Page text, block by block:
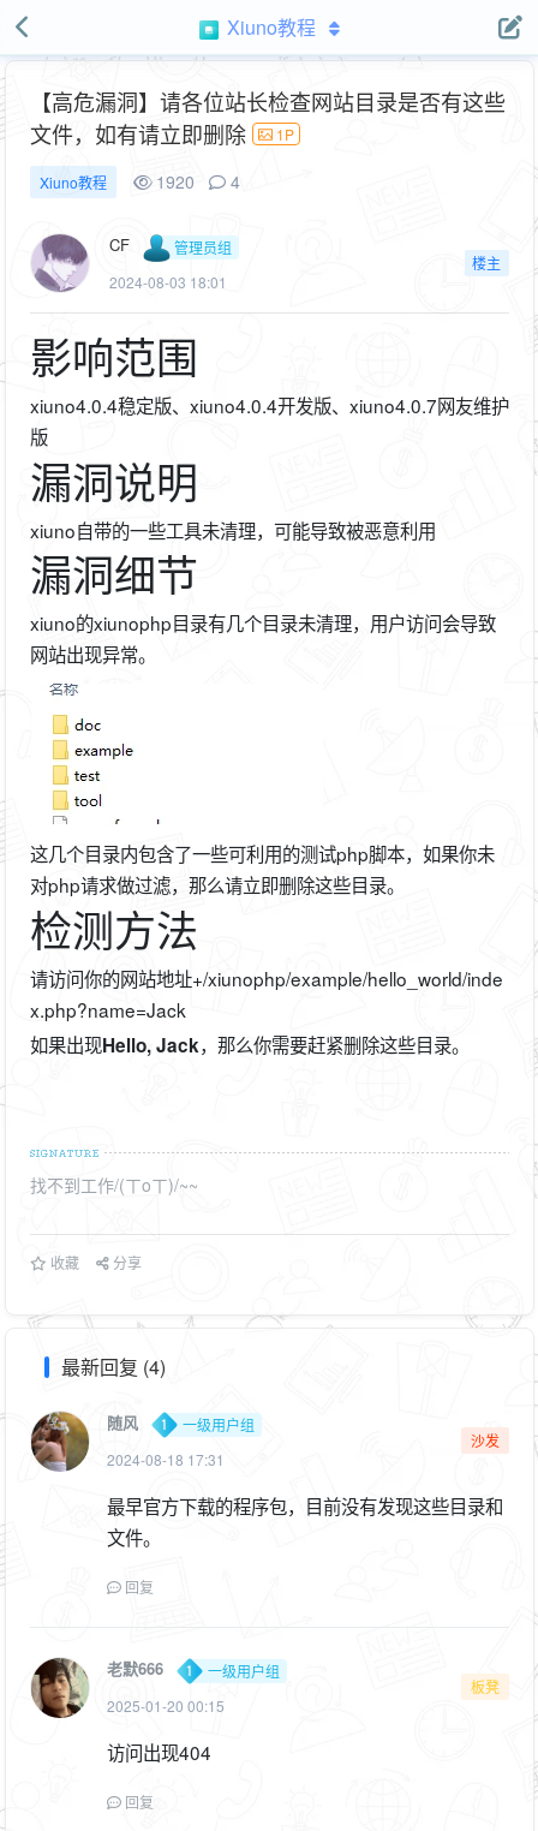
Xiuno教程
【高危漏洞】请各位站长检查网站目录是否有这些
文件，如有请立即删除
1P
Xiuno教程 1920 4
CF
管理员组
2024-08-03 18:01
楼主
影响范围
xiuno4.0.4稳定版、xiuno4.0.4开发版、xiuno4.0.7网友维护
版
漏洞说明
xiuno自带的一些工具未清理，可能导致被恶意利用
漏洞细节
xiuno的xiunophp目录有几个目录未清理，用户访问会导致
网站出现异常。
这几个目录内包含了一些可利用的测试php脚本，如果你未
对php请求做过滤，那么请立即删除这些目录。
检测方法
请访问你的网站地址+/xiunophp/example/hello_world/inde
x.php?name=Jack
如果出现Hello, Jack，那么你需要赶紧删除这些目录。
找不到工作/(ㄒoㄒ)/~~
收藏 分享
最新回复 (4)
随风
一级用户组
2024-08-18 17:31
沙发
最早官方下载的程序包，目前没有发现这些目录和
文件。
回复
老默666
一级用户组
2025-01-20 00:15
板凳
访问出现404
回复